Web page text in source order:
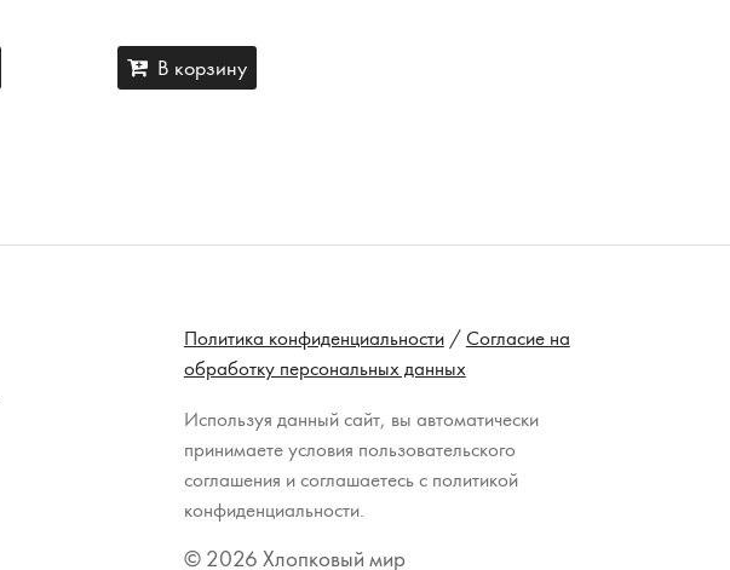
В корзину
Политика конфиденциальности/Согласие на
обработку персональных данных
Используя данный сайт, вы автоматически
принимаете условия пользовательского
соглашения и соглашаетесь с политикой
конфиденциальности.
© 2026 Хлопковый мир